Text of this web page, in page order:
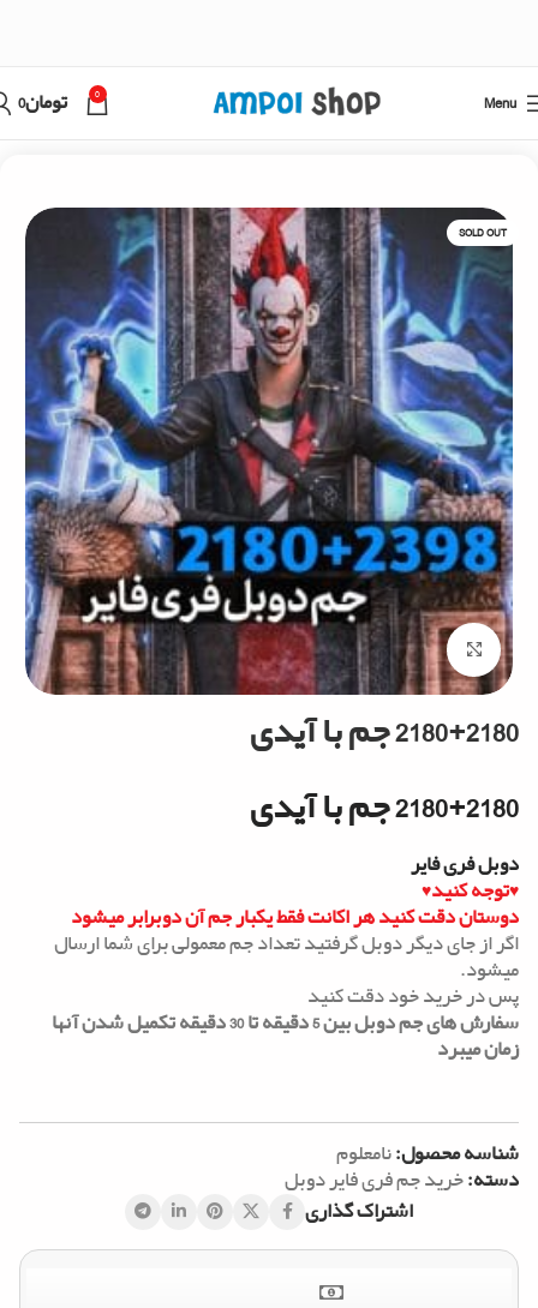
Menu
0 تومان0
SOLD OUT
Click to enlarge
2180+2180 جم با آیدی
2180+2180 جم با آیدی
دوبل فری فایر
♥توجه کنید♥
دوستان دقت کنید هر اکانت فقط یکبار جم آن دوبرابر میشود
اگر از جای دیگر دوبل گرفتید تعداد جم معمولی برای شما ارسال
میشود.
پس در خرید خود دقت کنید
سفارش های جم دوبل بین 5 دقیقه تا 30 دقیقه تکمیل شدن آنها
زمان میبرد
شناسه محصول:نامعلوم
دسته:خرید جم فری فایر دوبل
اشتراک گذاری